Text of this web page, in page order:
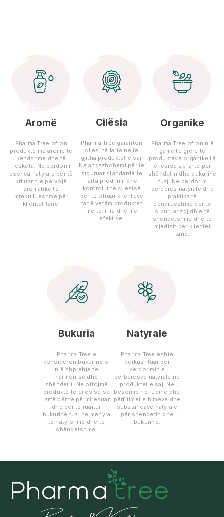
Aromë
Pharma Tree ofron
produkte me aromë të
këndshme dhe të
freskëta. Ne përdorim
esenca natyrale për të
krijuar një përvojë
aromatike të
mrekullueshme për
klientët tanë.
Cilësia
Pharma Tree garanton
cilësi të lartë në të
gjitha produktet e saj.
Ne angazhohemi për të
siguruar standarde të
larta prodhimi dhe
kontrollit të cilësisë
për të ofruar klientëve
tanë vetëm produktet
më të mira dhe më
efektive.
Organike
Pharma Tree ofron një
gamë të gjerë të
produkteve organike të
cilësisë së lartë për
shëndetin dhe bukurinë
tuaj. Ne përdorim
përbërës natyralë dhe
praktika të
qëndrueshme për të
siguruar zgjidhje të
shëndetshme dhe të
mjedisit për klientët
tanë.
Bukuria
Pharma Tree e
konsideron bukurinë si
një shprehje të
harmonisë dhe
shëndetit. Ne ofrojmë
produkte të cilësisë së
lartë për të përmirësuar
dhe për të ruajtur
bukurinë tuaj në mënyra
të natyrshme dhe të
shëndetshme.
Natyrale
Pharma Tree është
përkushtuar për
përdorimin e
përbërësve natyralë në
produktet e saj. Ne
besojmë në fuqinë dhe
përfitimet e bimëve dhe
substancave natyrale
për shëndetin dhe
bukurinë.